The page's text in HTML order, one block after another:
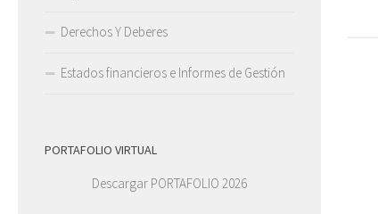
Derechos Y Deberes
Estados financieros e Informes de Gestión
PORTAFOLIO VIRTUAL
Descargar PORTAFOLIO 2026